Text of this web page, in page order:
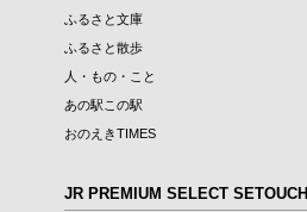
ふるさと文庫
ふるさと散歩
人・もの・こと
あの駅この駅
おのえきTIMES
JR PREMIUM SELECT SETOUCHI